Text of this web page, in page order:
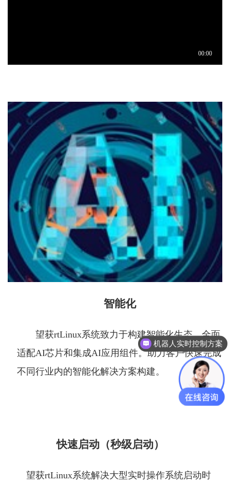
智能化
望获rtLinux系统致力于构建智能化生态，全面
适配AI芯片和集成AI应用组件。助力客户快速完成
不同行业内的智能化解决方案构建。
快速启动（秒级启动）
望获rtLinux系统解决大型实时操作系统启动时
机器人实时控制方案